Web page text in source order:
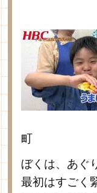
町
ぼくは、あぐ
最初はすごく